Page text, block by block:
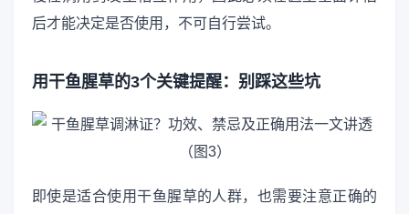
后才能决定是否使用，不可自行尝试。
用干鱼腥草的3个关键提醒：别踩这些坑
即使是适合使用干鱼腥草的人群，也需要注意正确的